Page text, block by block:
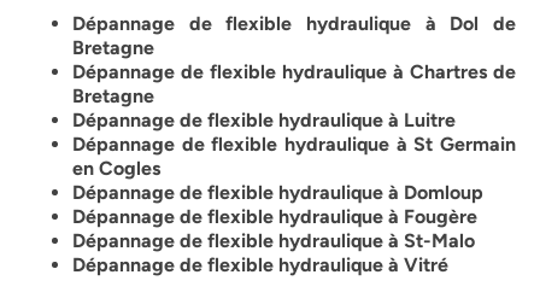
Dépannage de flexible hydraulique à Dol de
Bretagne
Dépannage de flexible hydraulique à Chartres de
Bretagne
Dépannage de flexible hydraulique à Luitre
Dépannage de flexible hydraulique à St Germain
en Cogles
Dépannage de flexible hydraulique à Domloup
Dépannage de flexible hydraulique à Fougère
Dépannage de flexible hydraulique à St-Malo
Dépannage de flexible hydraulique à Vitré